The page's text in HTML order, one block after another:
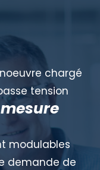
chargé
tension
modulables
demande de